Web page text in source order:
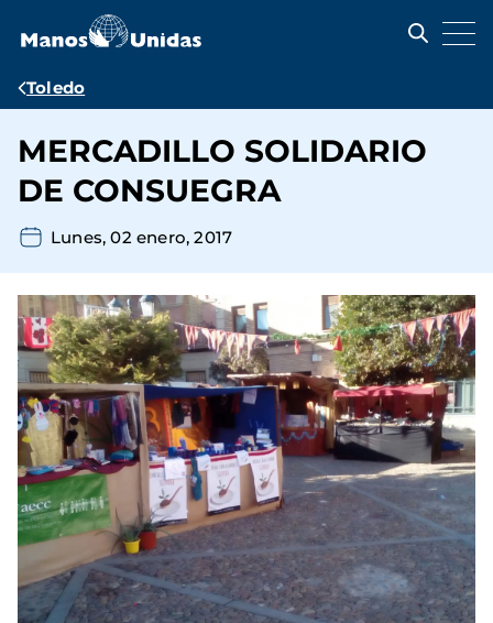
contenido
Ruta
navegación
Toledo
MERCADILLO SOLIDARIO
DE CONSUEGRA
Lunes, 02 enero, 2017